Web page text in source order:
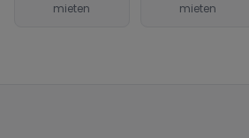
mieten mieten